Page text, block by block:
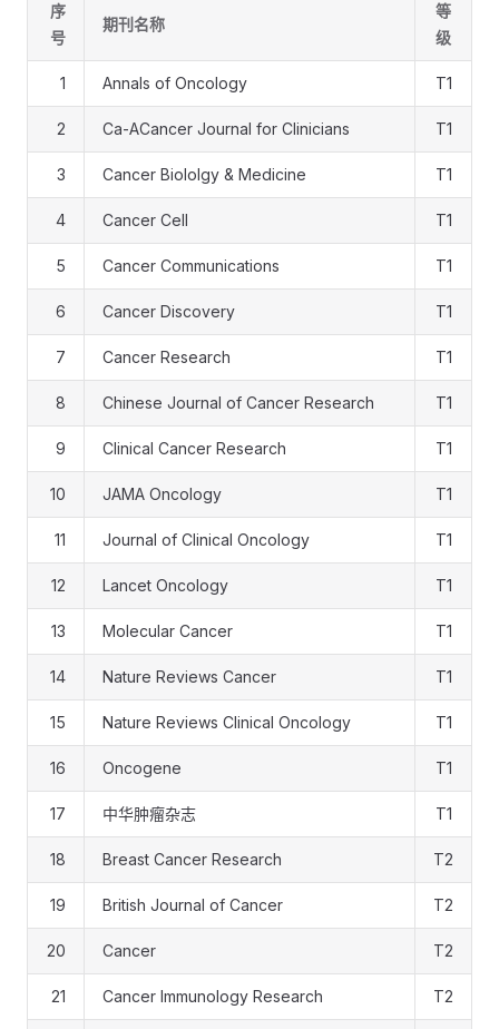
序
号
期刊名称
等
级
1 Annals of Oncology T1
2 Ca-ACancer Journal for Clinicians T1
3 Cancer Biololgy & Medicine T1
4 Cancer Cell T1
5 Cancer Communications T1
6 Cancer Discovery T1
7 Cancer Research T1
8 Chinese Journal of Cancer Research T1
9 Clinical Cancer Research T1
10 JAMA Oncology T1
11 Journal of Clinical Oncology T1
12 Lancet Oncology T1
13 Molecular Cancer T1
14 Nature Reviews Cancer T1
15 Nature Reviews Clinical Oncology T1
16 Oncogene T1
17 中华肿瘤杂志 T1
18 Breast Cancer Research T2
19 British Journal of Cancer T2
20 Cancer T2
21 Cancer Immunology Research T2